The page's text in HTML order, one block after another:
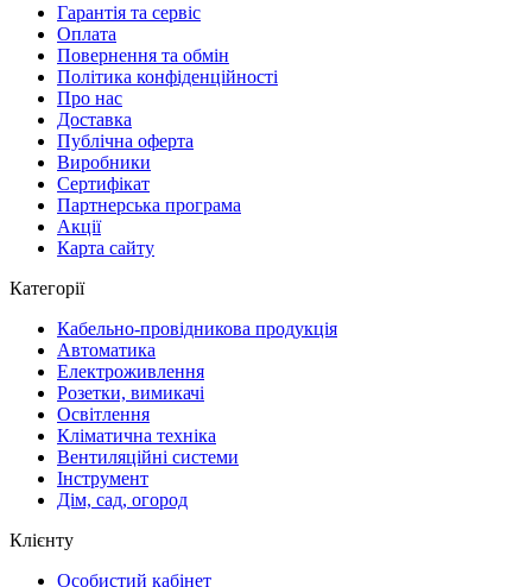
Гарантія та сервіс
Оплата
Повернення та обмін
Політика конфіденційності
Про нас
Доставка
Публічна оферта
Виробники
Сертифікат
Партнерська програма
Акції
Карта сайту
Категорії
Кабельно-провідникова продукція
Автоматика
Електроживлення
Розетки, вимикачі
Освітлення
Кліматична техніка
Вентиляційні системи
Інструмент
Дім, сад, огород
Клієнту
Особистий кабінет